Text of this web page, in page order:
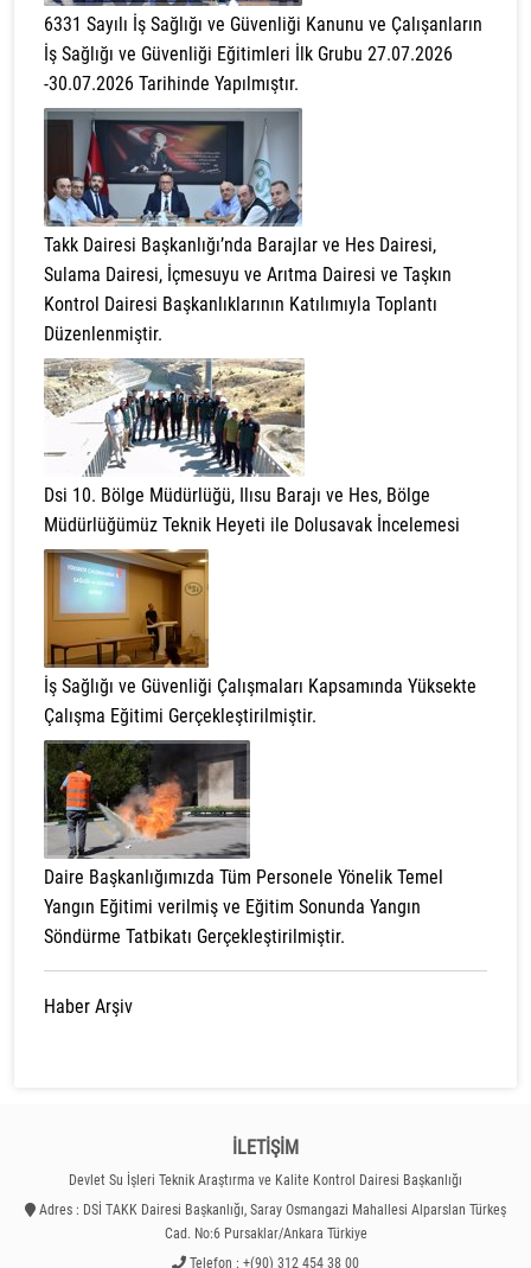
6331 Sayılı İş Sağlığı ve Güvenliği Kanunu ve Çalışanların
İş Sağlığı ve Güvenliği Eğitimleri İlk Grubu 27.07.2026
-30.07.2026 Tarihinde Yapılmıştır.
Takk Dairesi Başkanlığı’nda Barajlar ve Hes Dairesi,
Sulama Dairesi, İçmesuyu ve Arıtma Dairesi ve Taşkın
Kontrol Dairesi Başkanlıklarının Katılımıyla Toplantı
Düzenlenmiştir.
Dsi 10. Bölge Müdürlüğü, Ilısu Barajı ve Hes, Bölge
Müdürlüğümüz Teknik Heyeti ile Dolusavak İncelemesi
İş Sağlığı ve Güvenliği Çalışmaları Kapsamında Yüksekte
Çalışma Eğitimi Gerçekleştirilmiştir.
Daire Başkanlığımızda Tüm Personele Yönelik Temel
Yangın Eğitimi verilmiş ve Eğitim Sonunda Yangın
Söndürme Tatbikatı Gerçekleştirilmiştir.
Haber Arşiv
İLETİŞİM
Devlet Su İşleri Teknik Araştırma ve Kalite Kontrol Dairesi Başkanlığı
Adres : DSİ TAKK Dairesi Başkanlığı, Saray Osmangazi Mahallesi Alparslan Türkeş
Cad. No:6 Pursaklar/Ankara Türkiye
Telefon : +(90) 312 454 38 00